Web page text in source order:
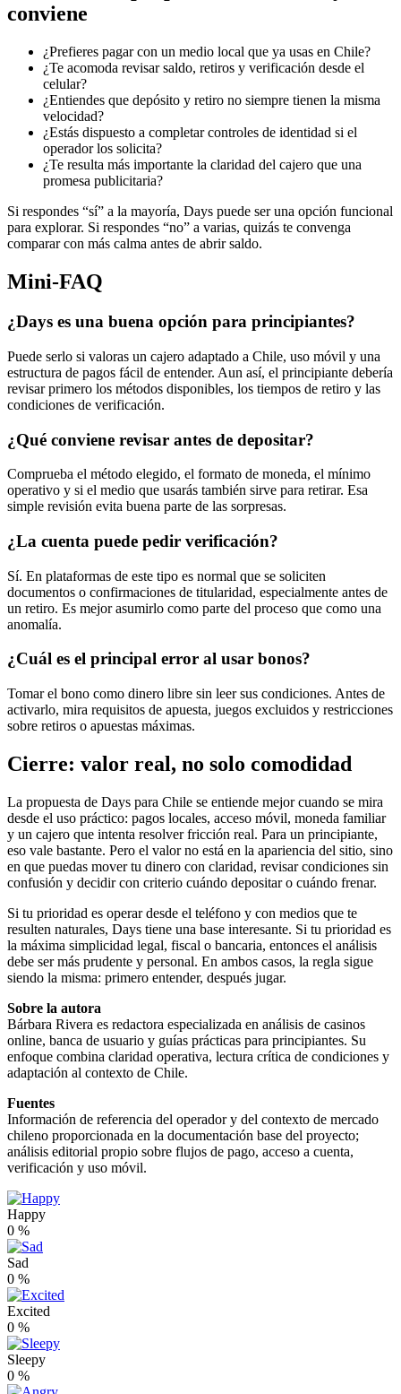
conviene
¿Prefieres pagar con un medio local que ya usas en Chile?
¿Te acomoda revisar saldo, retiros y verificación desde el
celular?
¿Entiendes que depósito y retiro no siempre tienen la misma
velocidad?
¿Estás dispuesto a completar controles de identidad si el
operador los solicita?
¿Te resulta más importante la claridad del cajero que una
promesa publicitaria?
Si respondes “sí” a la mayoría, Days puede ser una opción funcional
para explorar. Si respondes “no” a varias, quizás te convenga
comparar con más calma antes de abrir saldo.
Mini-FAQ
¿Days es una buena opción para principiantes?
Puede serlo si valoras un cajero adaptado a Chile, uso móvil y una
estructura de pagos fácil de entender. Aun así, el principiante debería
revisar primero los métodos disponibles, los tiempos de retiro y las
condiciones de verificación.
¿Qué conviene revisar antes de depositar?
Comprueba el método elegido, el formato de moneda, el mínimo
operativo y si el medio que usarás también sirve para retirar. Esa
simple revisión evita buena parte de las sorpresas.
¿La cuenta puede pedir verificación?
Sí. En plataformas de este tipo es normal que se soliciten
documentos o confirmaciones de titularidad, especialmente antes de
un retiro. Es mejor asumirlo como parte del proceso que como una
anomalía.
¿Cuál es el principal error al usar bonos?
Tomar el bono como dinero libre sin leer sus condiciones. Antes de
activarlo, mira requisitos de apuesta, juegos excluidos y restricciones
sobre retiros o apuestas máximas.
Cierre: valor real, no solo comodidad
La propuesta de Days para Chile se entiende mejor cuando se mira
desde el uso práctico: pagos locales, acceso móvil, moneda familiar
y un cajero que intenta resolver fricción real. Para un principiante,
eso vale bastante. Pero el valor no está en la apariencia del sitio, sino
en que puedas mover tu dinero con claridad, revisar condiciones sin
confusión y decidir con criterio cuándo depositar o cuándo frenar.
Si tu prioridad es operar desde el teléfono y con medios que te
resulten naturales, Days tiene una base interesante. Si tu prioridad es
la máxima simplicidad legal, fiscal o bancaria, entonces el análisis
debe ser más prudente y personal. En ambos casos, la regla sigue
siendo la misma: primero entender, después jugar.
Sobre la autora
Bárbara Rivera es redactora especializada en análisis de casinos
online, banca de usuario y guías prácticas para principiantes. Su
enfoque combina claridad operativa, lectura crítica de condiciones y
adaptación al contexto de Chile.
Fuentes
Información de referencia del operador y del contexto de mercado
chileno proporcionada en la documentación base del proyecto;
análisis editorial propio sobre flujos de pago, acceso a cuenta,
verificación y uso móvil.
Happy
0 %
Sad
0 %
Excited
0 %
Sleepy
0 %